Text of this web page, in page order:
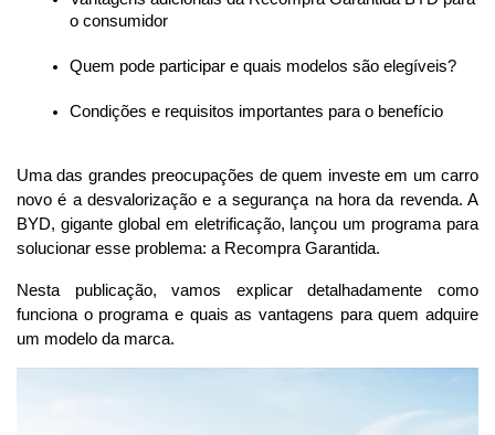
o consumidor
Quem pode participar e quais modelos são elegíveis?
Condições e requisitos importantes para o benefício
Uma das grandes preocupações de quem investe em um carro
novo é a desvalorização e a segurança na hora da revenda. A
BYD, gigante global em eletrificação, lançou um programa para
solucionar esse problema: a Recompra Garantida.
Nesta publicação, vamos explicar detalhadamente como
funciona o programa e quais as vantagens para quem adquire
um modelo da marca.